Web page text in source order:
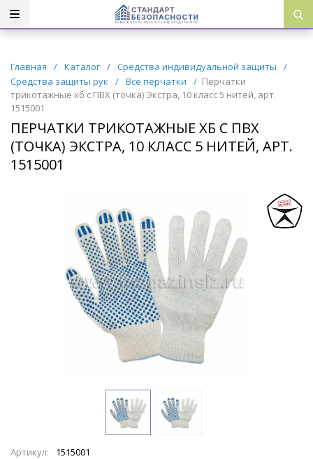
Главная / Каталог / Средства индивидуальной защиты
/
Средства защиты рук
/ Все перчатки / Перчатки
трикотажные хб с ПВХ (точка) Экстра, 10 класс 5 нитей, арт.
1515001
ПЕРЧАТКИ ТРИКОТАЖНЫЕ ХБ С ПВХ
(ТОЧКА) ЭКСТРА, 10 КЛАСС 5 НИТЕЙ, АРТ.
1515001
Артикул: 1515001